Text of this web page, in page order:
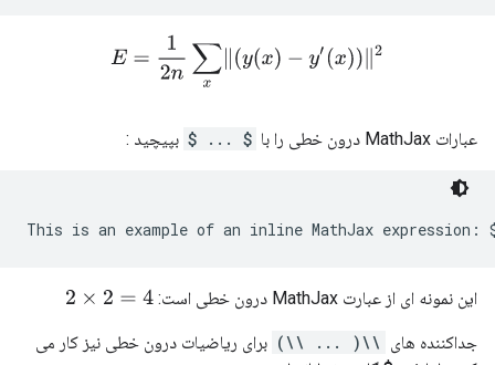
= 2n∑x‖ ( x − ‖ 2
عبارات MathJax درون خطی را با $ ... $ بپیچید :
این نمونه ای از عبارت MathJax درون خطی است: 2 ×2 =4
جداکننده های \\( ... \\) برای ریاضیات درون خطی نیز کار می